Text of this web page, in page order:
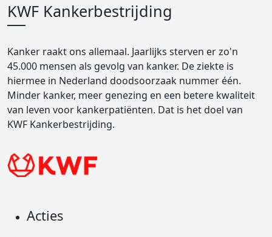
KWF Kankerbestrijding
Kanker raakt ons allemaal. Jaarlijks sterven er zo'n
45.000 mensen als gevolg van kanker. De ziekte is
hiermee in Nederland doodsoorzaak nummer één.
Minder kanker, meer genezing en een betere kwaliteit
van leven voor kankerpatiënten. Dat is het doel van
KWF Kankerbestrijding.
Acties